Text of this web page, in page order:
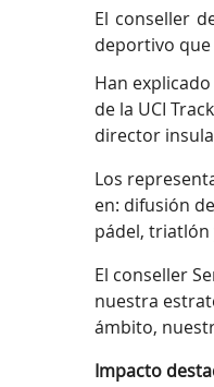
El conseller
deportivo que
Han
de la UCI
director
Los
en: difusión
pádel, triatlón
El conseller
nuestra
ámbito,
Impacto